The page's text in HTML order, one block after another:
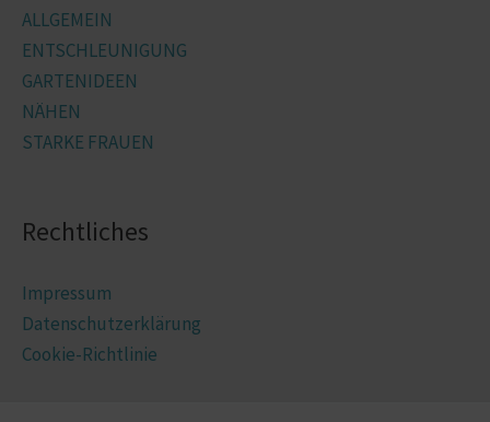
ALLGEMEIN
ENTSCHLEUNIGUNG
GARTENIDEEN
NÄHEN
STARKE FRAUEN
Rechtliches
Impressum
Datenschutzerklärung
Cookie-Richtlinie